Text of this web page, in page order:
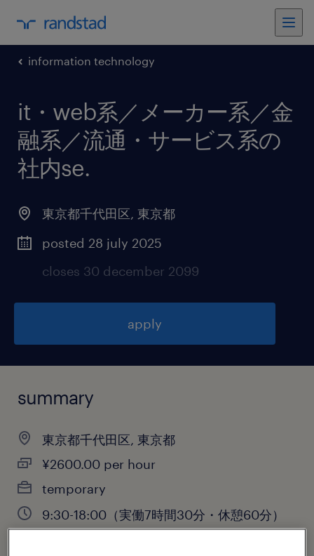
information technology
it・web系／メーカー系／金
融系／流通・サービス系の
社内se.
東京都千代田区, 東京都
posted 28 july 2025
closes 30 december 2099
apply
summary
東京都千代田区, 東京都
¥2600.00 per hour
temporary
9:30-18:00（実働7時間30分・休憩60分）